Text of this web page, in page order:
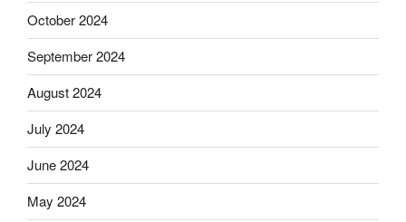
October 2024
September 2024
August 2024
July 2024
June 2024
May 2024